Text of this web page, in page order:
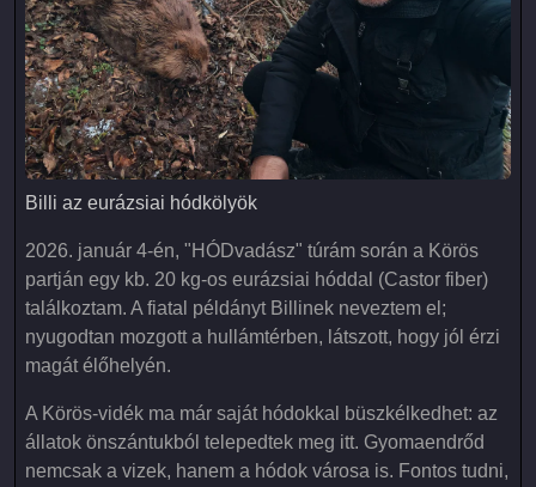
Billi az eurázsiai hódkölyök
Billi az eurázsiai hódkölyök
2026. január 4-én, "HÓDvadász" túrám során a Körös
partján egy kb. 20 kg-os eurázsiai hóddal (Castor fiber)
találkoztam. A fiatal példányt Billinek neveztem el;
nyugodtan mozgott a hullámtérben, látszott, hogy jól érzi
magát élőhelyén.
A Körös-vidék ma már saját hódokkal büszkélkedhet: az
állatok önszántukból telepedtek meg itt. Gyomaendrőd
nemcsak a vizek, hanem a hódok városa is. Fontos tudni,